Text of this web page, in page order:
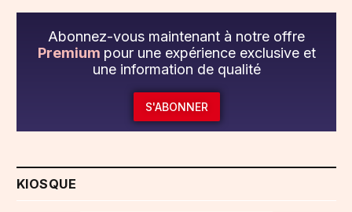
Abonnez-vous maintenant à notre offre
Premium pour une expérience exclusive et
une information de qualité
S'ABONNER
KIOSQUE